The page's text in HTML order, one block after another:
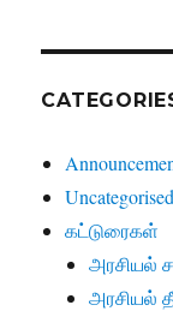
Uncategorised
கட்டுரைகள்
அரசியல்
அரசியல்